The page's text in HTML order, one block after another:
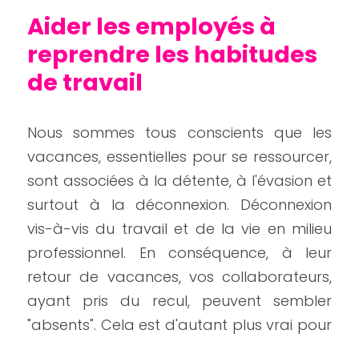
Aider les employés à
reprendre les habitudes
de travail
Nous sommes tous conscients que les
vacances, essentielles pour se ressourcer,
sont associées à la détente, à l'évasion et
surtout à la déconnexion. Déconnexion
vis-à-vis du travail et de la vie en milieu
professionnel. En conséquence, à leur
retour de vacances, vos collaborateurs,
ayant pris du recul, peuvent sembler
"absents". Cela est d'autant plus vrai pour